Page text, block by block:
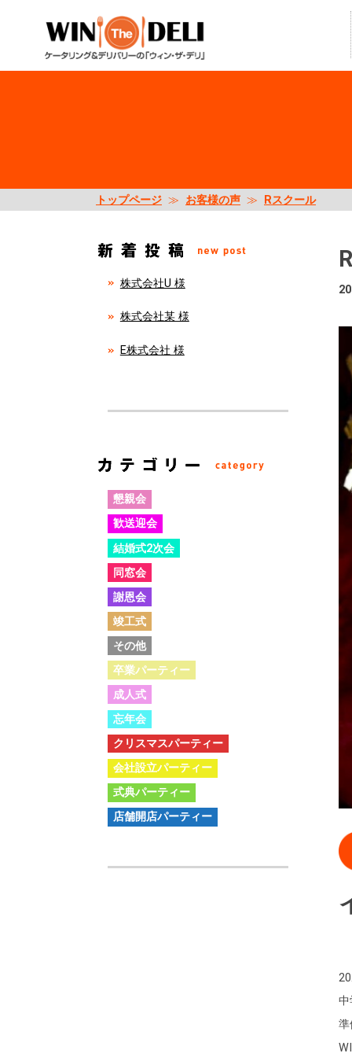
トップページ ≫ お客様の声 ≫ Rスクール
株式会社U 様
株式会社某 様
E株式会社 様
懇親会
歓送迎会
結婚式2次会
同窓会
謝恩会
竣工式
その他
卒業パーティー
成人式
忘年会
クリスマスパーティー
会社設立パーティー
式典パーティー
店舗開店パーティー